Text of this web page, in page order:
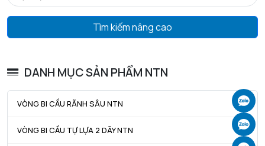
Tìm kiếm nâng cao
DANH MỤC SẢN PHẨM NTN
VÒNG BI CẦU RÃNH SÂU NTN
VÒNG BI CẦU TỰ LỰA 2 DÃY NTN